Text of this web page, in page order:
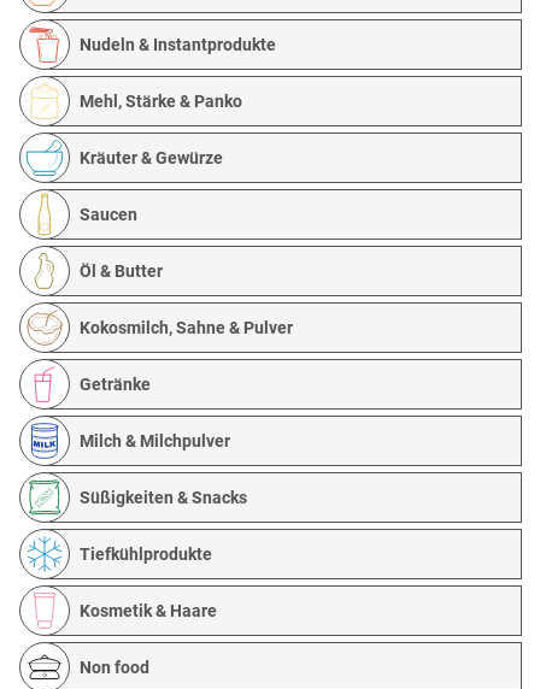
Nudeln & Instantprodukte
Mehl, Stärke & Panko
Kräuter & Gewürze
Saucen
Öl & Butter
Kokosmilch, Sahne & Pulver
Getränke
Milch & Milchpulver
Süßigkeiten & Snacks
Tiefkühlprodukte
Kosmetik & Haare
Non food